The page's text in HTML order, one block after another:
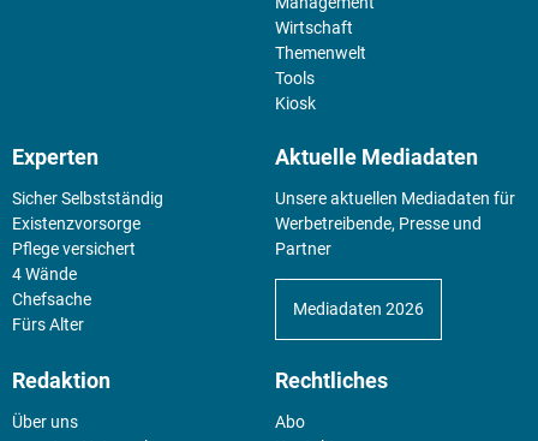
Wirtschaft
Themenwelt
Tools
Kiosk
Experten
Sicher Selbstständig
Existenz­vorsorge
Pflege versichert
4 Wände
Chefsache
Fürs Alter
Aktuelle Mediadaten
Unsere aktuellen Mediadaten für
Werbetreibende, Presse und
Partner
Mediadaten 2026
Redaktion
Über uns
Rechtliches
Abo